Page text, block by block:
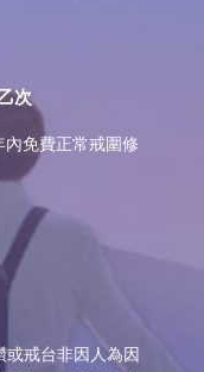
次
內免費正常戒圍修
或戒台非因人為因